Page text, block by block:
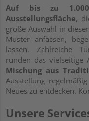
Auf bis zu
Ausstellungsfläche,
große Auswahl in
Muster anfassen,
lassen. Zahlreiche
runden das vielseitige
Mischung aus
Ausstellung
Neues zu entdecken.
Unsere